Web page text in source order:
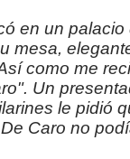
en un
mesa,
como me
Un
le pidió
Caro no